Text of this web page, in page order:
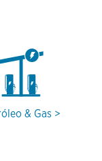
& Gas